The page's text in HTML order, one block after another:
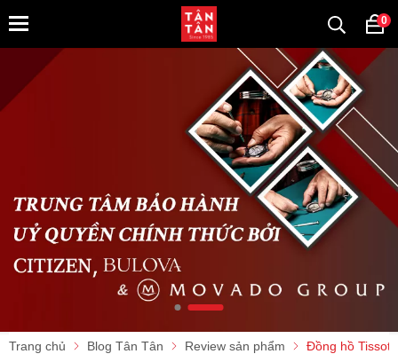
0
Trang chủ Blog Tân Tân Review sản phẩm Đồng hồ Tissot